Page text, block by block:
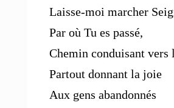
Laisse-moi marcher
Par où Tu es passé,
Chemin conduisant vers
Partout donnant la joie
Aux gens abandonnés